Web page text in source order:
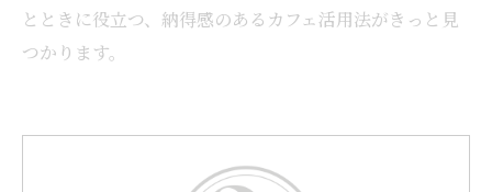
とときに役立つ、納得感のあるカフェ活用法がきっと見
つかります。